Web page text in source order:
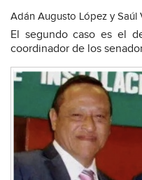
Adán Augusto López y Saúl
El segundo caso es el
coordinador de los